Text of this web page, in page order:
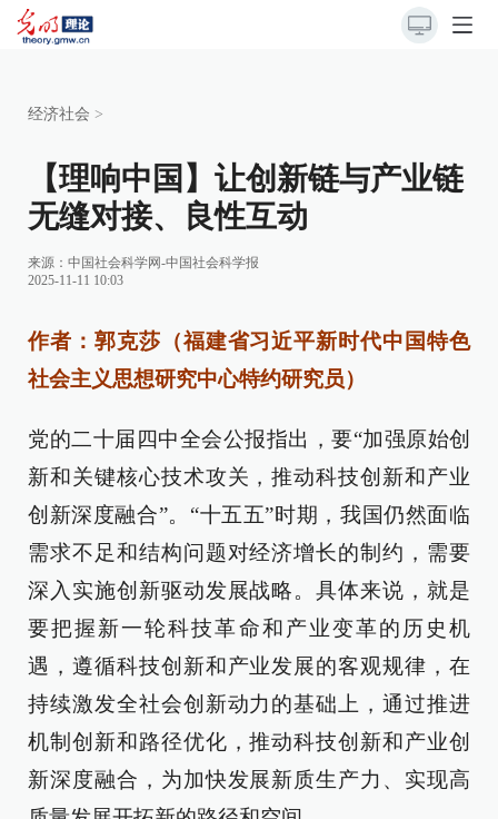
经济社会 >
【理响中国】让创新链与产业链
无缝对接、良性互动
来源： 中国社会科学网-中国社会科学报
2025-11-11 10:03
作者：郭克莎（福建省习近平新时代中国特色
社会主义思想研究中心特约研究员）
党的二十届四中全会公报指出，要“加强原始创
新和关键核心技术攻关，推动科技创新和产业
创新深度融合”。“十五五”时期，我国仍然面临
需求不足和结构问题对经济增长的制约，需要
深入实施创新驱动发展战略。具体来说，就是
要把握新一轮科技革命和产业变革的历史机
遇，遵循科技创新和产业发展的客观规律，在
持续激发全社会创新动力的基础上，通过推进
机制创新和路径优化，推动科技创新和产业创
新深度融合，为加快发展新质生产力、实现高